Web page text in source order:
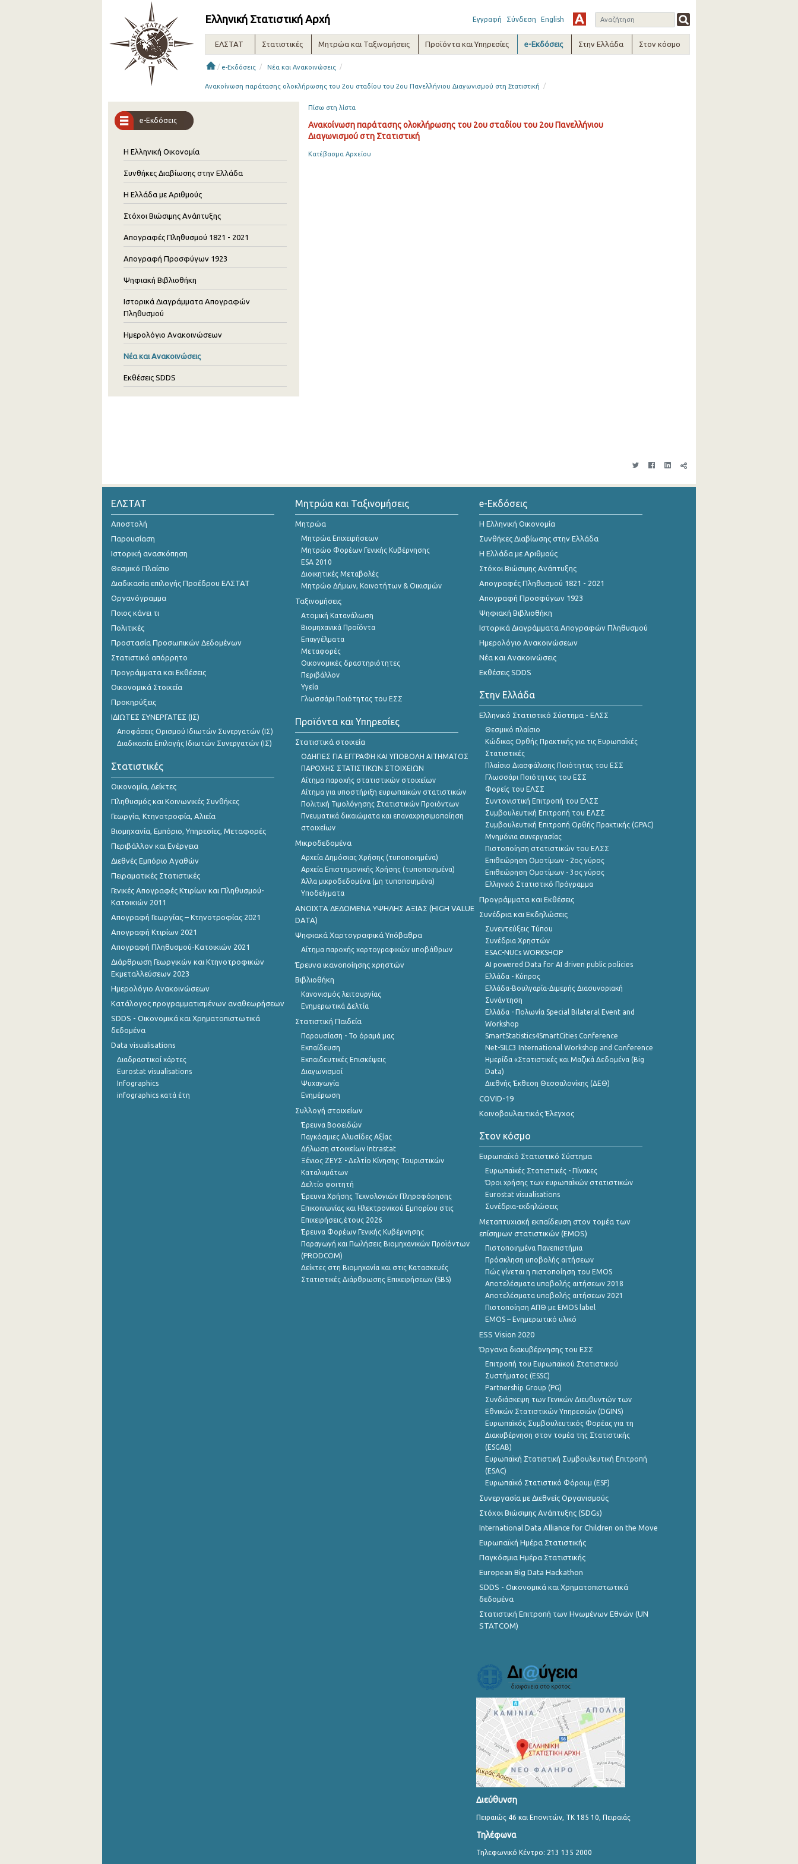
Ελληνική Στατιστική Αρχή Εγγραφή Σύνδεση English
ΕΛΣΤΑΤ Στατιστικές Μητρώα και Ταξινομήσεις Προϊόντα και Υπηρεσίες e-Εκδόσεις Στην Ελλάδα Στον κόσμο
/ e-Εκδόσεις / Νέα και Ανακοινώσεις /
Ανακοίνωση παράτασης ολοκλήρωσης του 2ου σταδίου του 2ου Πανελλήνιου Διαγωνισμού στη Στατιστική /
e-Εκδόσεις
Η Ελληνική Οικονομία
Συνθήκες Διαβίωσης στην Ελλάδα
Η Ελλάδα με Αριθμούς
Στόχοι Βιώσιμης Ανάπτυξης
Απογραφές Πληθυσμού 1821 - 2021
Απογραφή Προσφύγων 1923
Ψηφιακή Βιβλιοθήκη
Ιστορικά Διαγράμματα Απογραφών
Πληθυσμού
Ημερολόγιο Ανακοινώσεων
Νέα και Ανακοινώσεις
Εκθέσεις SDDS
Πίσω στη λίστα
Ανακοίνωση παράτασης ολοκλήρωσης του 2ου σταδίου του 2ου Πανελλήνιου
Διαγωνισμού στη Στατιστική
Κατέβασμα Αρχείου
ΕΛΣΤΑΤ
Αποστολή
Παρουσίαση
Ιστορική ανασκόπηση
Θεσμικό Πλαίσιο
Διαδικασία επιλογής Προέδρου ΕΛΣΤΑΤ
Οργανόγραμμα
Ποιος κάνει τι
Πολιτικές
Προστασία Προσωπικών Δεδομένων
Στατιστικό απόρρητο
Προγράμματα και Εκθέσεις
Οικονομικά Στοιχεία
Προκηρύξεις
ΙΔΙΩΤΕΣ ΣΥΝΕΡΓΑΤΕΣ (ΙΣ)
Αποφάσεις Ορισμού Ιδιωτών Συνεργατών (ΙΣ)
Διαδικασία Επιλογής Ιδιωτών Συνεργατών (ΙΣ)
Στατιστικές
Οικονομία, Δείκτες
Πληθυσμός και Κοινωνικές Συνθήκες
Γεωργία, Κτηνοτροφία, Αλιεία
Βιομηχανία, Εμπόριο, Υπηρεσίες, Μεταφορές
Περιβάλλον και Ενέργεια
Διεθνές Εμπόριο Αγαθών
Πειραματικές Στατιστικές
Γενικές Απογραφές Κτιρίων και Πληθυσμού-
Κατοικιών 2011
Απογραφή Γεωργίας – Κτηνοτροφίας 2021
Απογραφή Κτιρίων 2021
Απογραφή Πληθυσμού-Κατοικιών 2021
Διάρθρωση Γεωργικών και Κτηνοτροφικών
Εκμεταλλεύσεων 2023
Ημερολόγιο Ανακοινώσεων
Κατάλογος προγραμματισμένων αναθεωρήσεων
SDDS - Οικονομικά και Χρηματοπιστωτικά
δεδομένα
Data visualisations
Διαδραστικοί χάρτες
Eurostat visualisations
Infographics
infographics κατά έτη
Μητρώα και Ταξινομήσεις
Μητρώα
Μητρώα Επιχειρήσεων
Μητρώο Φορέων Γενικής Κυβέρνησης
ESA 2010
Διοικητικές Μεταβολές
Μητρώο Δήμων, Κοινοτήτων & Οικισμών
Ταξινομήσεις
Ατομική Κατανάλωση
Βιομηχανικά Προϊόντα
Επαγγέλματα
Μεταφορές
Οικονομικές δραστηριότητες
Περιβάλλον
Υγεία
Γλωσσάρι Ποιότητας του ΕΣΣ
Προϊόντα και Υπηρεσίες
Στατιστικά στοιχεία
ΟΔΗΓΙΕΣ ΓΙΑ ΕΓΓΡΑΦΗ ΚΑΙ ΥΠΟΒΟΛΗ ΑΙΤΗΜΑΤΟΣ
ΠΑΡΟΧΗΣ ΣΤΑΤΙΣΤΙΚΩΝ ΣΤΟΙΧΕΙΩΝ
Αίτημα παροχής στατιστικών στοιχείων
Αίτημα για υποστήριξη ευρωπαϊκών στατιστικών
Πολιτική Τιμολόγησης Στατιστικών Προϊόντων
Πνευματικά δικαιώματα και επαναχρησιμοποίηση
στοιχείων
Μικροδεδομένα
Αρχεία Δημόσιας Χρήσης (τυποποιημένα)
Αρχεία Επιστημονικής Χρήσης (τυποποιημένα)
Άλλα μικροδεδομένα (μη τυποποιημένα)
Υποδείγματα
ANOIXTA ΔΕΔΟΜΕΝΑ ΥΨΗΛΗΣ ΑΞΙΑΣ (HIGH VALUE
DATA)
Ψηφιακά Χαρτογραφικά Υπόβαθρα
Αίτημα παροχής χαρτογραφικών υποβάθρων
Έρευνα ικανοποίησης χρηστών
Βιβλιοθήκη
Κανονισμός λειτουργίας
Ενημερωτικά Δελτία
Στατιστική Παιδεία
Παρουσίαση - Το όραμά μας
Εκπαίδευση
Εκπαιδευτικές Επισκέψεις
Διαγωνισμοί
Ψυχαγωγία
Ενημέρωση
Συλλογή στοιχείων
Έρευνα Βοοειδών
Παγκόσμιες Αλυσίδες Αξίας
Δήλωση στοιχείων Intrastat
Ξένιος ΖΕΥΣ - Δελτίο Κίνησης Τουριστικών
Καταλυμάτων
Δελτίο φοιτητή
Έρευνα Χρήσης Τεχνολογιών Πληροφόρησης
Επικοινωνίας και Ηλεκτρονικού Εμπορίου στις
Επιχειρήσεις,έτους 2026
Έρευνα Φορέων Γενικής Κυβέρνησης
Παραγωγή και Πωλήσεις Βιομηχανικών Προϊόντων
(PRODCOM)
Δείκτες στη Βιομηχανία και στις Κατασκευές
Στατιστικές Διάρθρωσης Επιχειρήσεων (SBS)
e-Εκδόσεις
Η Ελληνική Οικονομία
Συνθήκες Διαβίωσης στην Ελλάδα
Η Ελλάδα με Αριθμούς
Στόχοι Βιώσιμης Ανάπτυξης
Απογραφές Πληθυσμού 1821 - 2021
Απογραφή Προσφύγων 1923
Ψηφιακή Βιβλιοθήκη
Ιστορικά Διαγράμματα Απογραφών Πληθυσμού
Ημερολόγιο Ανακοινώσεων
Νέα και Ανακοινώσεις
Εκθέσεις SDDS
Στην Ελλάδα
Ελληνικό Στατιστικό Σύστημα - ΕΛΣΣ
Θεσμικό πλαίσιο
Κώδικας Ορθής Πρακτικής για τις Ευρωπαϊκές
Στατιστικές
Πλαίσιο Διασφάλισης Ποιότητας του ΕΣΣ
Γλωσσάρι Ποιότητας του ΕΣΣ
Φορείς του ΕΛΣΣ
Συντονιστική Επιτροπή του ΕΛΣΣ
Συμβουλευτική Επιτροπή του ΕΛΣΣ
Συμβουλευτική Επιτροπή Ορθής Πρακτικής (GPAC)
Μνημόνια συνεργασίας
Πιστοποίηση στατιστικών του ΕΛΣΣ
Επιθεώρηση Ομοτίμων - 2ος γύρος
Επιθεώρηση Ομοτίμων - 3ος γύρος
Ελληνικό Στατιστικό Πρόγραμμα
Προγράμματα και Εκθέσεις
Συνέδρια και Εκδηλώσεις
Συνεντεύξεις Τύπου
Συνέδρια Χρηστών
ESAC-NUCs WORKSHOP
AI powered Data for AI driven public policies
Ελλάδα - Κύπρος
Ελλάδα-Βουλγαρία-Διμερής Διασυνοριακή
Συνάντηση
Ελλάδα - Πολωνία Special Bilateral Event and
Workshop
SmartStatistics4SmartCities Conference
Net-SILC3 International Workshop and Conference
Ημερίδα «Στατιστικές και Μαζικά Δεδομένα (Big
Data)
Διεθνής Έκθεση Θεσσαλονίκης (ΔΕΘ)
COVID-19
Κοινοβουλευτικός Έλεγχος
Στον κόσμο
Ευρωπαϊκό Στατιστικό Σύστημα
Ευρωπαϊκές Στατιστικές - Πίνακες
Όροι χρήσης των ευρωπαΪκών στατιστικών
Eurostat visualisations
Συνέδρια-εκδηλώσεις
Μεταπτυχιακή εκπαίδευση στον τομέα των
επίσημων στατιστικών (EMOS)
Πιστοποιημένα Πανεπιστήμια
Πρόσκληση υποβολής αιτήσεων
Πώς γίνεται η πιστοποίηση του EMOS
Αποτελέσματα υποβολής αιτήσεων 2018
Αποτελέσματα υποβολής αιτήσεων 2021
Πιστοποίηση ΑΠΘ με EMOS label
EMOS – Ενημερωτικό υλικό
ESS Vision 2020
Όργανα διακυβέρνησης του ΕΣΣ
Επιτροπή του Ευρωπαϊκού Στατιστικού
Συστήματος (ESSC)
Partnership Group (PG)
Συνδιάσκεψη των Γενικών Διευθυντών των
Εθνικών Στατιστικών Υπηρεσιών (DGINS)
Ευρωπαϊκός Συμβουλευτικός Φορέας για τη
Διακυβέρνηση στον τομέα της Στατιστικής
(ESGAB)
Ευρωπαϊκή Στατιστική Συμβουλευτική Επιτροπή
(ESAC)
Ευρωπαϊκό Στατιστικό Φόρουμ (ESF)
Συνεργασία με Διεθνείς Οργανισμούς
Στόχοι Βιώσιμης Ανάπτυξης (SDGs)
International Data Alliance for Children on the Move
Ευρωπαϊκή Ημέρα Στατιστικής
Παγκόσμια Ημέρα Στατιστικής
European Big Data Hackathon
SDDS - Οικονομικά και Χρηματοπιστωτικά
δεδομένα
Στατιστική Επιτροπή των Ηνωμένων Εθνών (UN
STATCOM)
Διεύθυνση
Πειραιώς 46 και Επονιτών, ΤΚ 185 10, Πειραιάς
Τηλέφωνα
Τηλεφωνικό Κέντρο: 213 135 2000